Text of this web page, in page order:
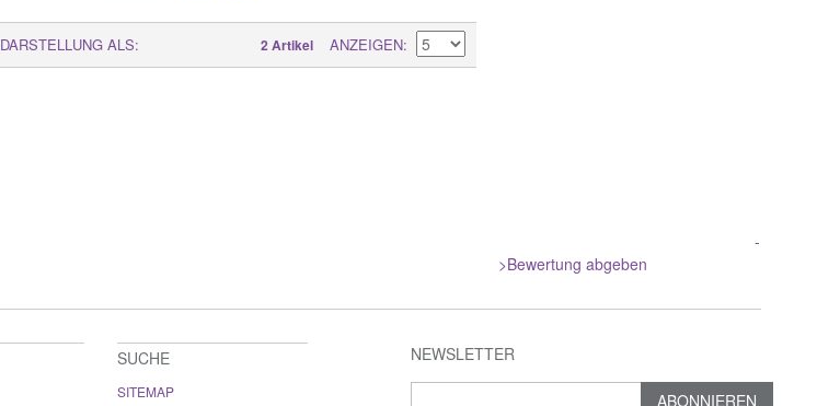
DARSTELLUNG ALS 2 Artikel ANZEIGEN
-
>Bewertung abgeben
NEWSLETTER
ABONNIEREN
SUCHE
SITEMAP